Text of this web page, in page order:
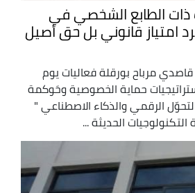
الطابع الشخصي في
امتياز قانوني بل حق أصيل
مرباح بورقلة فعاليات يوم
حماية الخصوصية وحَوكمة
الرقمي والذكاء الاصطناعي "
الحديثة ...